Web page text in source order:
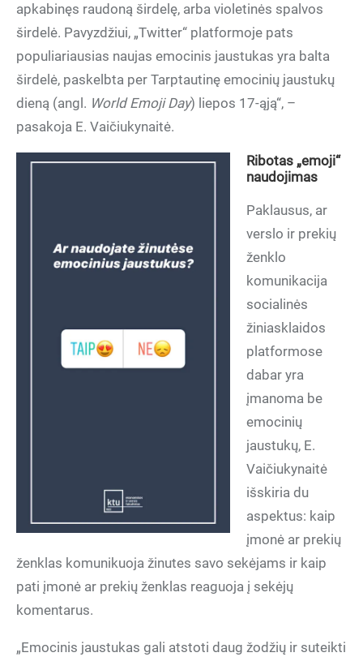
apkabinęs raudoną širdelę, arba violetinės spalvos
širdelė. Pavyzdžiui, „Twitter“ platformoje pats
populiariausias naujas emocinis jaustukas yra balta
širdelė, paskelbta per Tarptautinę emocinių jaustukų
dieną (angl. World Emoji Day) liepos 17-ąją“, –
pasakoja E. Vaičiukynaitė.
Ribotas „emoji“
naudojimas
Paklausus, ar
verslo ir prekių
ženklo
komunikacija
socialinės
žiniasklaidos
platformose
dabar yra
įmanoma be
emocinių
jaustukų, E.
Vaičiukynaitė
išskiria du
aspektus: kaip
įmonė ar prekių
ženklas komunikuoja žinutes savo sekėjams ir kaip
pati įmonė ar prekių ženklas reaguoja į sekėjų
komentarus.
„Emocinis jaustukas gali atstoti daug žodžių ir suteikti